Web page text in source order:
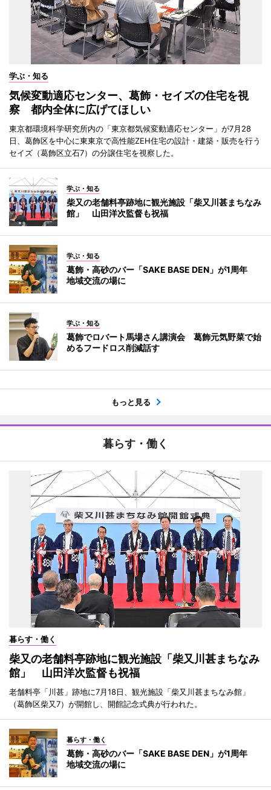
学ぶ・知る
気候変動適応センター、葛飾・セイズの住宅を視
察 都内全体に広げてほしい
東京都環境科学研究所内の「東京都気候変動適応センター」が7月28
日、葛飾区を中心に東東京で高性能ZEH住宅の設計・建築・販売を行う
セイズ（葛飾区立石7）の分譲住宅を視察した。
学ぶ・知る
柴又の老舗料亭跡地に観光施設「柴又川甚まちなみ
館」 山田洋次監督も祝福
学ぶ・知る
葛飾・高砂のバー「SAKE BASE DEN」が1周年
地域交流の場に
学ぶ・知る
葛飾でロバート馬場さん講演会 葛飾元気野菜で始
めるフードロス削減話す
もっと見る
暮らす・働く
暮らす・働く
柴又の老舗料亭跡地に観光施設「柴又川甚まちなみ
館」 山田洋次監督も祝福
老舗料亭「川甚」跡地に7月18日、観光施設「柴又川甚まちなみ館」
（葛飾区柴又7）が開館し、開館記念式典が行われた。
暮らす・働く
葛飾・高砂のバー「SAKE BASE DEN」が1周年
地域交流の場に